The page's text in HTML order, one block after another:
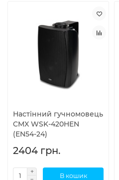
Настінний гучномовець
CMX WSK-420HEN
(EN54-24)
2404 грн.
В кошик